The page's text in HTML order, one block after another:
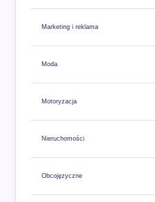
Marketing i reklama
Moda
Motoryzacja
Nieruchomości
Obcojęzyczne